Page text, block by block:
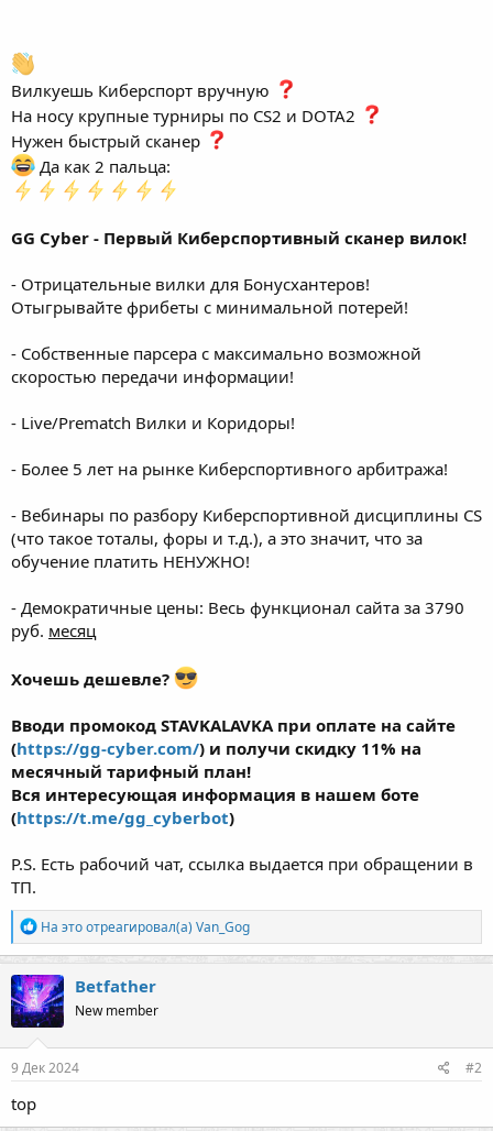
Вилкуешь Киберспорт вручную
На носу крупные турниры по CS2 и DOTA2
Нужен быстрый сканер
Да как 2 пальца:
GG Cyber - Первый Киберспортивный сканер вилок!
- Отрицательные вилки для Бонусхантеров!
Отыгрывайте фрибеты с минимальной потерей!
- Собственные парсера с максимально возможной
скоростью передачи информации!
- Live/Prematch Вилки и Коридоры!
- Более 5 лет на рынке Киберспортивного арбитража!
- Вебинары по разбору Киберспортивной дисциплины CS
(что такое тоталы, форы и т.д.), а это значит, что за
обучение платить НЕНУЖНО!
- Демократичные цены: Весь функционал сайта за 3790
руб. месяц
Хочешь дешевле?
Вводи промокод STAVKALAVKA при оплате на сайте
(https://gg-cyber.com/) и получи скидку 11% на
месячный тарифный план!
Вся интересующая информация в нашем боте
(https://t.me/gg_cyberbot)
P.S. Есть рабочий чат, ссылка выдается при обращении в
ТП.
Р
е
а
к
ц
и
и
:
На это отреагировал(а) Van_Gog
Betfather
New member
9 Дек 2024 #2
top